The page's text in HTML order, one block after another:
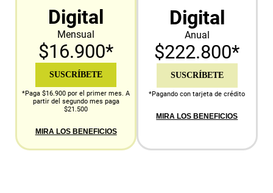
Digital
Mensual
$16.900*
SUSCRÍBETE
*Paga $16.900 por el primer mes. A
partir del segundo mes paga
$21.500
MIRA LOS BENEFICIOS
Digital
Anual
$222.800*
SUSCRÍBETE
*Pagando con tarjeta de crédito
MIRA LOS BENEFICIOS